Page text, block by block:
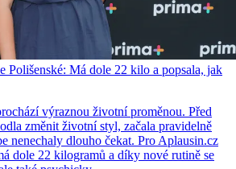
Polišenské: Má dole 22 kilo a popsala, jak
výraznou životní proměnou. Před
změnit životní styl, začala pravidelně
nenechaly dlouho čekat. Pro Aplausin.cz
dole 22 kilogramů a díky nové rutině se